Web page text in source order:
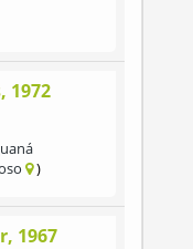
1972
1967